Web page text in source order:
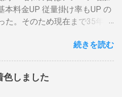
気性が殆ど無い とうこと。熱
くいのが特徴。 ２．パンチン
転式炙り焼き 」です。熱は素
不可。ガスコンロの炎がその
す。中火で200gなら6分程度
が必要になるでしょう。 壁の
ら「地上波」と「 BS 」に
ンテナケーブル２本必要）※
ンテナケーブルをBDR２の
テナ入力」端子へ接続 BDR２
テレビへ（出力）」端子と
本料金UP 従量掛け率もUP の
た。そのため現在まで35年
シュミレーションで我が家の
アコン、FFクリーンヒータ
ーブ、ドライヤー、照明15、
続きを読む
色しました